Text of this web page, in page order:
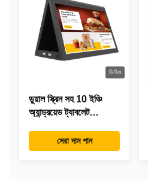
ভিডিও
ডুয়াল স্ক্রিন সহ 10 ইঞ্চি
অ্যান্ড্রয়েড ট্যাবলেট
বিজ্ঞাপন ট্যাবলেট পিসি
সেরা দাম পান